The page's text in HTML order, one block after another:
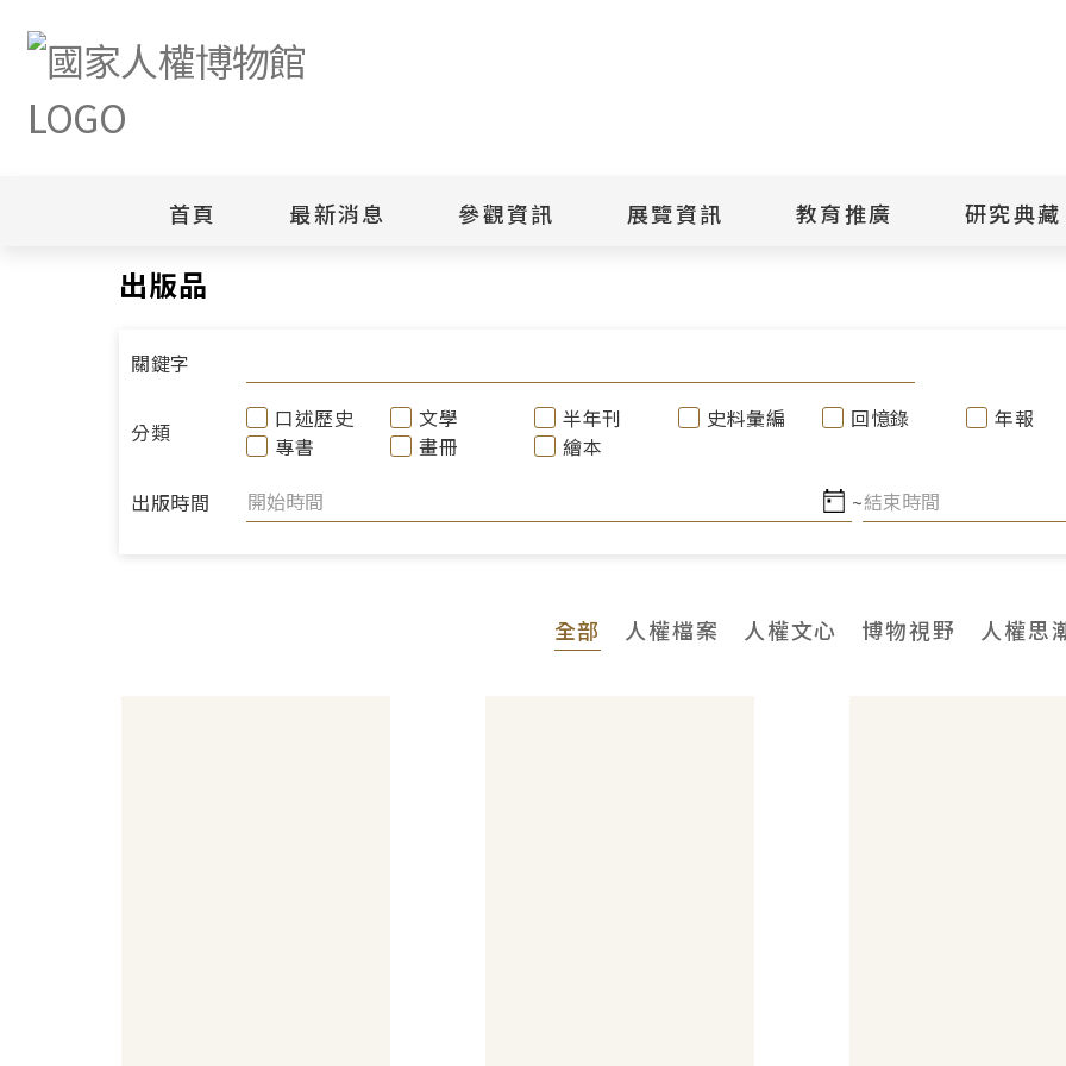
搜
首頁 最新消息 參觀資訊
安康接待室
展覽資訊 教育推廣
綠島人權藝術季
人權教育繪本成果
研究典藏
出版品
出版品購買資
研究典藏
出版品
關鍵字
分類 口述歷史 文學 半年刊 史料彙編 回憶錄 年報
專書
畫冊
繪本
出版時間
~
全部 人權檔案 人權文心 博物視野 人權思